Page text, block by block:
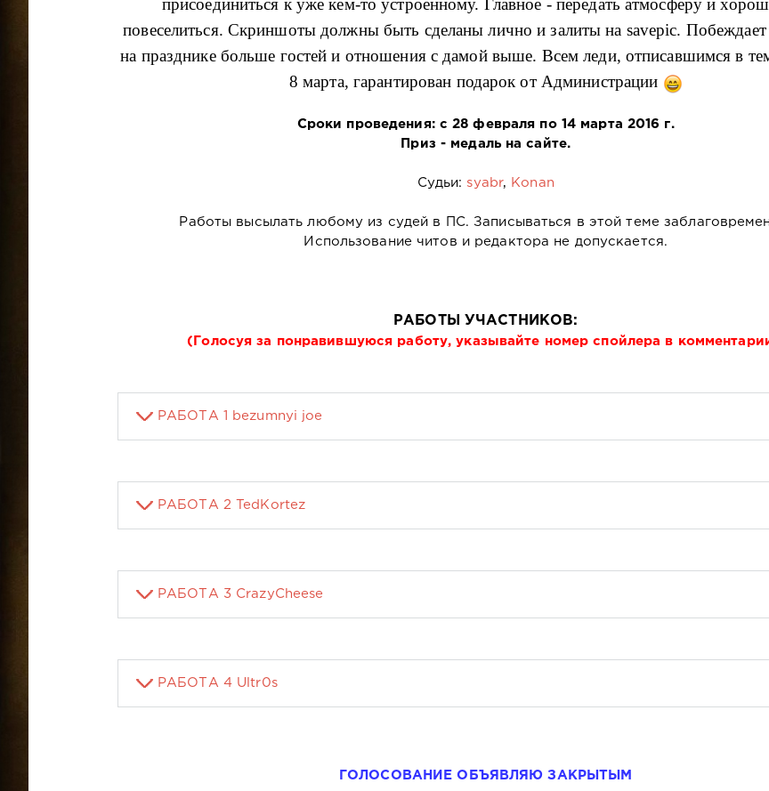
присоединиться к уже кем-то устроенному. Главное - передать атмосферу и
повеселиться. Скриншоты должны быть сделаны лично и залиты на savepic. Побеждает
на празднике больше гостей и отношения с дамой выше. Всем леди, отписавшимся в
8 марта, гарантирован подарок от Администрации
Сроки проведения: с 28 февраля по 14 марта 2016 г.
Приз - медаль на сайте.
Судьи: syabr, Konan
Работы высылать любому из судей в ПС. Записываться в этой теме
Использование читов и редактора не допускается.
РАБОТЫ УЧАСТНИКОВ:
(Голосуя за понравившуюся работу, указывайте номер спойлера в
РАБОТА 1 bezumnyi joe
РАБОТА 2 TedKortez
РАБОТА 3 CrazyCheese
РАБОТА 4 Ultr0s
ГОЛОСОВАНИЕ ОБЪЯВЛЯЮ ЗАКРЫТЫМ